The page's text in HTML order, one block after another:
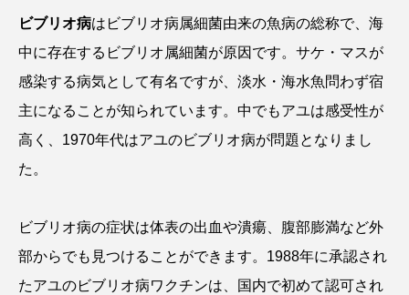
カワバタモロコ カワムツ ガラ・ルファ
キジハタ キチヌ キヌバリ
キビナゴ キュウリエソ キンメダイ
ギギ ギンザケ クエ
クロスジギンポ クロソイ クロダイ
ビブリオ病はビブリオ病属細菌由来の魚病の総称で、海
中に存在するビブリオ属細菌が原因です。サケ・マスが
感染する病気として有名ですが、淡水・海水魚問わず宿
主になることが知られています。中でもアユは感受性が
高く、1970年代はアユのビブリオ病が問題となりまし
た。
ビブリオ病の症状は体表の出血や潰瘍、腹部膨満など外
部からでも見つけることができます。1988年に承認され
たアユのビブリオ病ワクチンは、国内で初めて認可され